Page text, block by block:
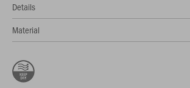
Details
Material